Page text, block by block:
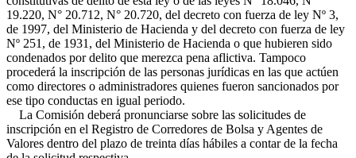
19.220, N° 20.712, N° 20.720, del decreto con fuerza de ley Nº 3,
de 1997, del Ministerio de Hacienda y del decreto con fuerza de ley
Nº 251, de 1931, del Ministerio de Hacienda o que hubieren sido
condenados por delito que merezca pena aflictiva. Tampoco
procederá la inscripción de las personas jurídicas en las que actúen
como directores o administradores quienes fueron sancionados por
ese tipo conductas en igual periodo.
La Comisión deberá pronunciarse sobre las solicitudes de
inscripción en el Registro de Corredores de Bolsa y Agentes de
Valores dentro del plazo de treinta días hábiles a contar de la fecha